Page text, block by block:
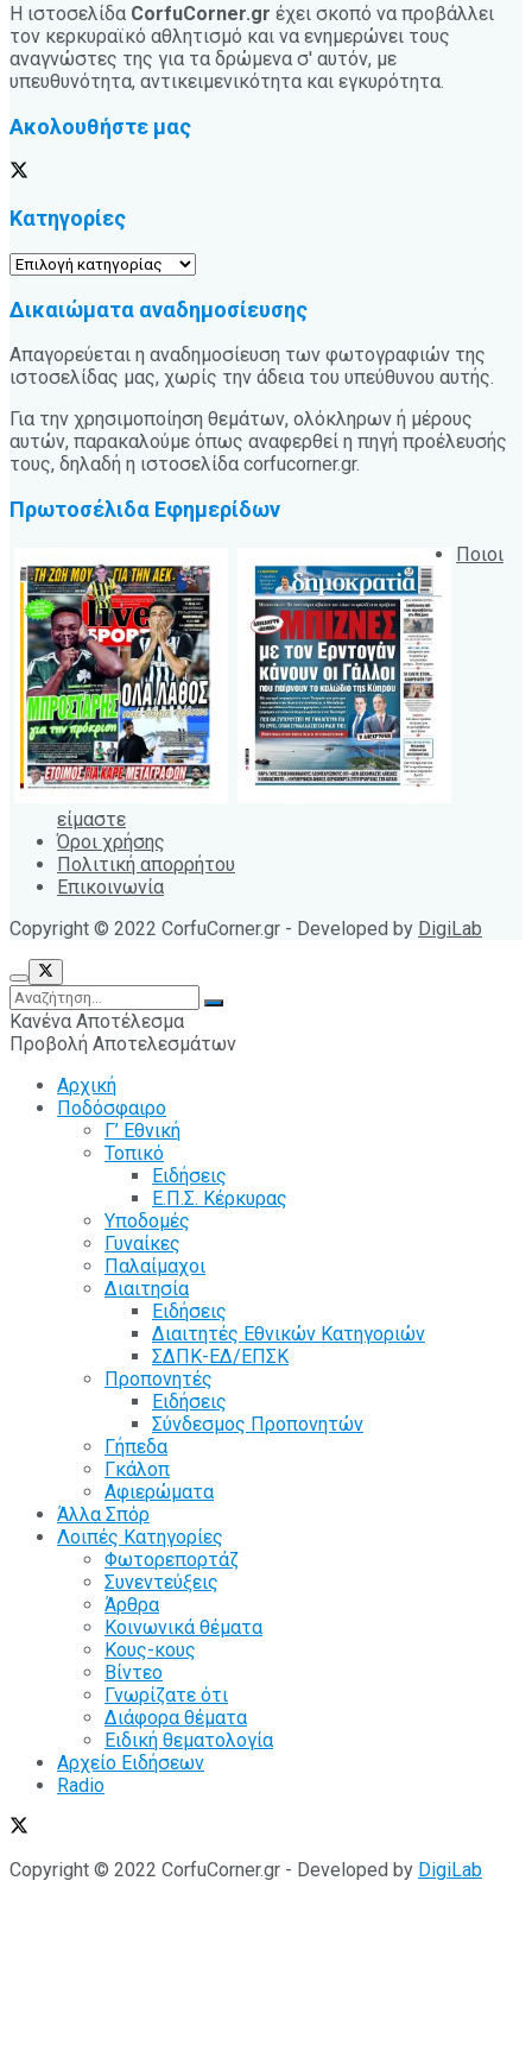
Η ιστοσελίδα CorfuCorner.gr έχει σκοπό να προβάλλει
τον κερκυραϊκό αθλητισμό και να ενημερώνει τους
αναγνώστες της για τα δρώμενα σ' αυτόν, με
υπευθυνότητα, αντικειμενικότητα και εγκυρότητα.
Ακολουθήστε μας
Κατηγορίες
Κατηγορίες
Δικαιώματα αναδημοσίευσης
Απαγορεύεται η αναδημοσίευση των φωτογραφιών της
ιστοσελίδας μας, χωρίς την άδεια του υπεύθυνου αυτής.
Για την χρησιμοποίηση θεμάτων, ολόκληρων ή μέρους
αυτών, παρακαλούμε όπως αναφερθεί η πηγή προέλευσής
τους, δηλαδή η ιστοσελίδα corfucorner.gr.
Πρωτοσέλιδα Εφημερίδων
Ποιοι
είμαστε
Όροι χρήσης
Πολιτική απορρήτου
Επικοινωνία
Copyright © 2022 CorfuCorner.gr - Developed by DigiLab
Κανένα Αποτέλεσμα
Προβολή Αποτελεσμάτων
Αρχική
Ποδόσφαιρο
Γ’ Εθνική
Τοπικό
Ειδήσεις
Ε.Π.Σ. Κέρκυρας
Υποδομές
Γυναίκες
Παλαίμαχοι
Διαιτησία
Ειδήσεις
Διαιτητές Εθνικών Κατηγοριών
ΣΔΠΚ-ΕΔ/ΕΠΣΚ
Προπονητές
Ειδήσεις
Σύνδεσμος Προπονητών
Γήπεδα
Γκάλοπ
Αφιερώματα
Άλλα Σπόρ
Λοιπές Κατηγορίες
Φωτορεπορτάζ
Συνεντεύξεις
Άρθρα
Κοινωνικά θέματα
Κους-κους
Βίντεο
Γνωρίζατε ότι
Διάφορα θέματα
Ειδική θεματολογία
Αρχείο Ειδήσεων
Radio
Copyright © 2022 CorfuCorner.gr - Developed by DigiLab